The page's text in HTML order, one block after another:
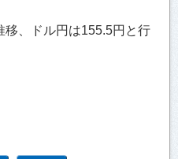
、ドル円は155.5円と行